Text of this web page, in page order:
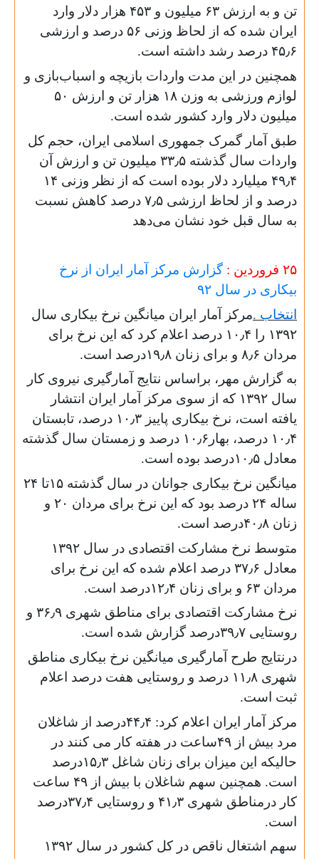
تن و به ارزش ۶۳ میلیون و ۴۵۳ هزار دلار وارد
ایران شده که از لحاظ وزنی ۵۶ درصد و ارزشی
۴۵٫۶ درصد رشد داشته است.
همچنین در این مدت واردات بازیچه و اسباب‌بازی‌ و
لوازم ورزشی به وزن ۱۸ هزار تن و ارزش ۵۰
میلیون دلار وارد کشور شده است.
طبق آمار گمرک جمهوری اسلامی ایران، حجم کل
واردات سال گذشته ۳۳٫۵ میلیون تن و ارزش آن
۴۹٫۴ میلیارد دلار بوده است که از نظر وزنی ۱۴
درصد و از لحاظ ارزشی ۷٫۵ درصد کاهش نسبت
به سال قبل خود نشان می‌دهد
۲۵ فروردین :
گزارش مرکز آمار ایران از نرخ
بیکاری در سال ۹۲
انتخاب .مرکز آمار ایران میانگین نرخ بیکاری سال
۱۳۹۲ را ۱۰٫۴ درصد اعلام کرد که این نرخ برای
مردان ۸٫۶ و برای زنان ۱۹٫۸درصد است.
به گزارش مهر، براساس نتایج آمارگیری نیروی کار
سال ۱۳۹۲ که از سوی مرکز آمار ایران انتشار
یافته است، نرخ بیکاری پاییز ۱۰٫۳ درصد، تابستان
۱۰٫۴ درصد، بهار۱۰٫۶ درصد و زمستان سال گذشته
معادل ۱۰٫۵درصد بوده است.
میانگین نرخ بیکاری جوانان در سال گذشته ۱۵تا ۲۴
ساله ۲۴ درصد بود که این نرخ برای مردان ۲۰ و
زنان ۴۰٫۸درصد است.
متوسط نرخ مشارکت اقتصادی در سال ۱۳۹۲
معادل ۳۷٫۶ درصد اعلام شده که این نرخ برای
مردان ۶۳ و برای زنان ۱۲٫۴درصد است.
نرخ مشارکت اقتصادی برای مناطق شهری ۳۶٫۹ و
روستایی ۳۹٫۷درصد گزارش شده است.
درنتایج طرح آمارگیری میانگین نرخ بیکاری مناطق
شهری ۱۱٫۸ درصد و روستایی هفت درصد اعلام
ثبت است.
مرکز آمار ایران اعلام کرد: ۴۴٫۴درصد از شاغلان
مرد بیش از ۴۹ساعت در هفته کار می کنند در
حالیکه این میزان برای زنان شاغل ۱۵٫۳درصد
است. همچنین سهم شاغلان با بیش از ۴۹ ساعت
کار درمناطق شهری ۴۱٫۳ و روستایی ۳۷٫۴درصد
است.
سهم اشتغال ناقص در کل کشور در سال ۱۳۹۲